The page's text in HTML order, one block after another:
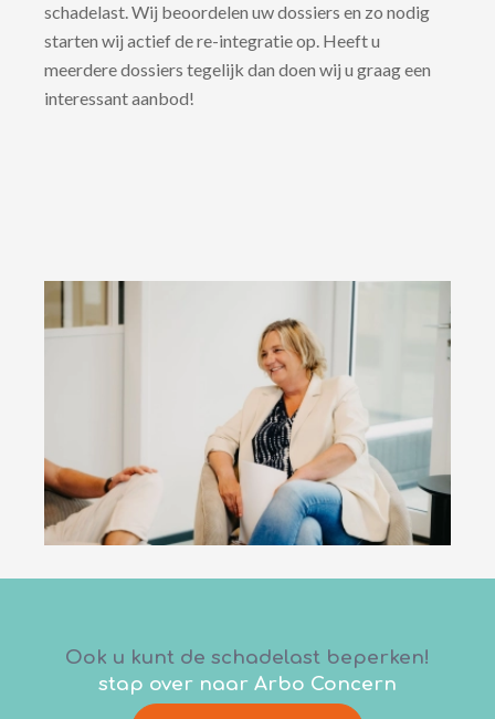
schadelast. Wij beoordelen uw dossiers en zo nodig
starten wij actief de re-integratie op. Heeft u
meerdere dossiers tegelijk dan doen wij u graag een
interessant aanbod!
Ook u kunt de schadelast beperken!
stap over naar Arbo Concern